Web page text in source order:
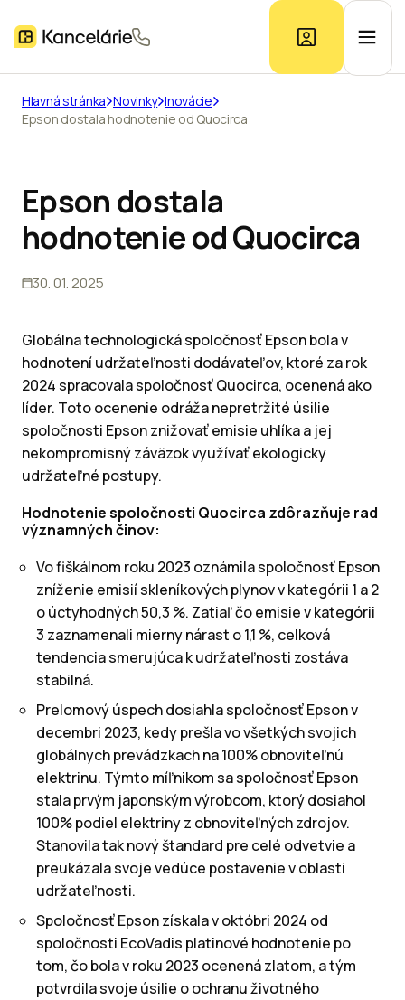
Ponuka kancelárií
Kontakt
Hlavná stránka Novinky Inovácie
Epson dostala hodnotenie od Quocirca
Epson dostala
hodnotenie od Quocirca
30. 01. 2025
Globálna technologická spoločnosť Epson bola v
hodnotení udržateľnosti dodávateľov, ktoré za rok
2024 spracovala spoločnosť Quocirca, ocenená ako
líder. Toto ocenenie odráža nepretržité úsilie
spoločnosti Epson znižovať emisie uhlíka a jej
nekompromisný záväzok využívať ekologicky
udržateľné postupy.
Hodnotenie spoločnosti Quocirca zdôrazňuje rad
významných činov:
Vo fiškálnom roku 2023 oznámila spoločnosť Epson
zníženie emisií skleníkových plynov v kategórii 1 a 2
o úctyhodných 50,3 %. Zatiaľ čo emisie v kategórii
3 zaznamenali mierny nárast o 1,1 %, celková
tendencia smerujúca k udržateľnosti zostáva
stabilná.
Prelomový úspech dosiahla spoločnosť Epson v
decembri 2023, kedy prešla vo všetkých svojich
globálnych prevádzkach na 100% obnoviteľnú
elektrinu. Týmto míľnikom sa spoločnosť Epson
stala prvým japonským výrobcom, ktorý dosiahol
100% podiel elektriny z obnoviteľných zdrojov.
Stanovila tak nový štandard pre celé odvetvie a
preukázala svoje vedúce postavenie v oblasti
udržateľnosti.
Spoločnosť Epson získala v októbri 2024 od
spoločnosti EcoVadis platinové hodnotenie po
tom, čo bola v roku 2023 ocenená zlatom, a tým
potvrdila svoje úsilie o ochranu životného